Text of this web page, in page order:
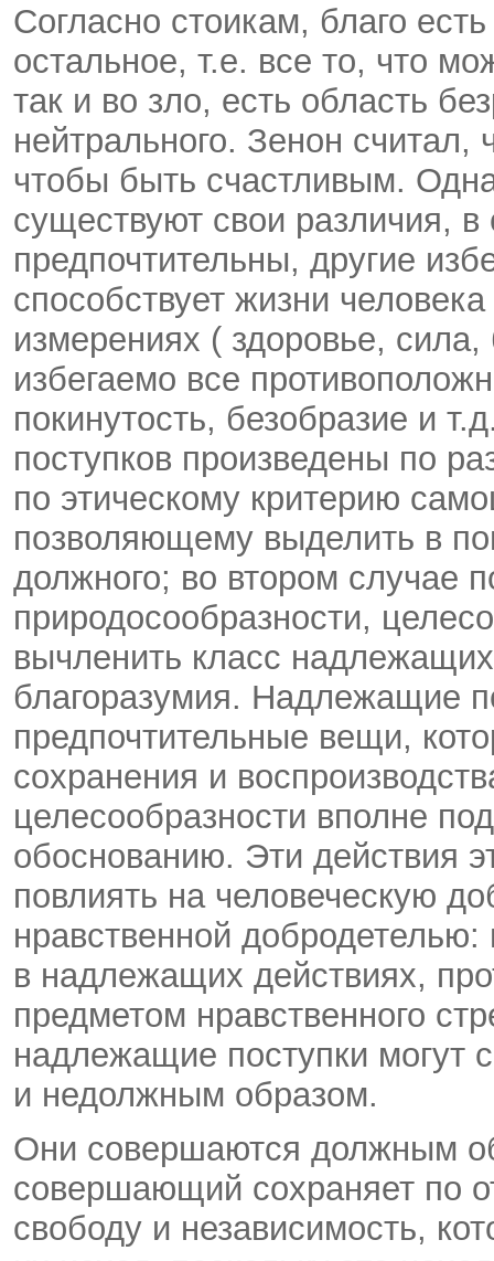
Согласно стоикам, благо
остальное, т.е. все то, что
так и во зло, есть область
нейтрального. Зенон считал,
чтобы быть счастливым.
существуют свои различия,
предпочтительны, другие
способствует жизни
измерениях ( здоровье, сила,
избегаемо все
покинутость, безобразие и
поступков произведены по
по этическому критерию
позволяющему выделить в
должного; во втором случае
природосообразности,
вычленить класс надлежащих
благоразумия. Надлежащие
предпочтительные вещи,
сохранения и
целесообразности вполне
обоснованию. Эти действия
повлиять на человеческую
нравственной
в надлежащих действиях,
предметом нравственного
надлежащие поступки могут
и недолжным образом.
Они совершаются должным
совершающий сохраняет по
свободу и независимость,